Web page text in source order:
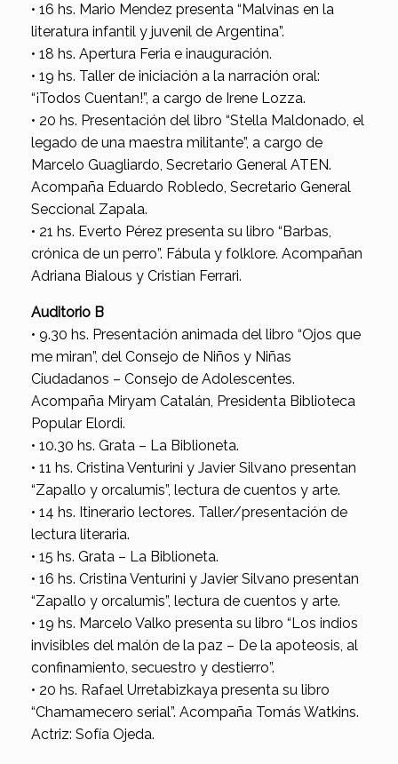
• 16 hs. Mario Mendez presenta “Malvinas en la
literatura infantil y juvenil de Argentina”.
• 18 hs. Apertura Feria e inauguración.
• 19 hs. Taller de iniciación a la narración oral:
“¡Todos Cuentan!”, a cargo de Irene Lozza.
• 20 hs. Presentación del libro “Stella Maldonado, el
legado de una maestra militante”, a cargo de
Marcelo Guagliardo, Secretario General ATEN.
Acompaña Eduardo Robledo, Secretario General
Seccional Zapala.
• 21 hs. Everto Pérez presenta su libro “Barbas,
crónica de un perro”. Fábula y folklore. Acompañan
Adriana Bialous y Cristian Ferrari.
Auditorio B
• 9.30 hs. Presentación animada del libro “Ojos que
me miran”, del Consejo de Niños y Niñas
Ciudadanos – Consejo de Adolescentes.
Acompaña Miryam Catalán, Presidenta Biblioteca
Popular Elordi.
• 10.30 hs. Grata – La Biblioneta.
• 11 hs. Cristina Venturini y Javier Silvano presentan
“Zapallo y orcalumis”, lectura de cuentos y arte.
• 14 hs. Itinerario lectores. Taller/presentación de
lectura literaria.
• 15 hs. Grata – La Biblioneta.
• 16 hs. Cristina Venturini y Javier Silvano presentan
“Zapallo y orcalumis”, lectura de cuentos y arte.
• 19 hs. Marcelo Valko presenta su libro “Los indios
invisibles del malón de la paz – De la apoteosis, al
confinamiento, secuestro y destierro”.
• 20 hs. Rafael Urretabizkaya presenta su libro
“Chamamecero serial”. Acompaña Tomás Watkins.
Actriz: Sofía Ojeda.